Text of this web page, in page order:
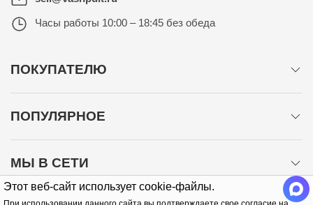
Этот веб-сайт использует cookie-файлы.
Часы работы 10:00 – 18:45 без обеда
ПОКУПАТЕЛЮ
ПОПУЛЯРНОЕ
МЫ В СЕТИ